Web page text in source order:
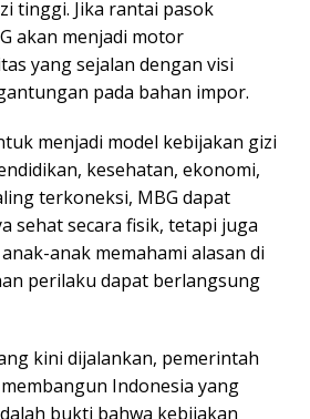
tinggi. Jika rantai pasok
akan menjadi motor
yang sejalan dengan visi
pada bahan impor.
menjadi model kebijakan gizi
kesehatan, ekonomi,
terkoneksi, MBG dapat
sehat secara fisik, tetapi juga
anak memahami alasan di
perilaku dapat berlangsung
kini dijalankan, pemerintah
Indonesia yang
bukti bahwa kebijakan